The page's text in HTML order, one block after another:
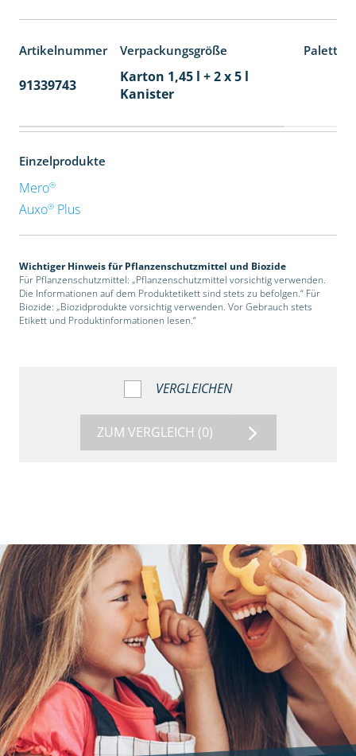
Artikelnummer Verpackungsgröße
91339743
Karton 1,45 l + 2 x 5 l
Kanister
Einzelprodukte
Mero®
Auxo®Plus
Wichtiger Hinweis für Pflanzenschutzmittel und Biozide
Für Pflanzenschutzmittel: „Pflanzenschutzmittel vorsichtig verwenden.
Die Informationen auf dem Produktetikett sind stets zu befolgen.“ Für
Biozide: „Biozidprodukte vorsichtig verwenden. Vor Gebrauch stets
Etikett und Produktinformationen lesen.“
VERGLEICHEN
ZUM VERGLEICH (0)